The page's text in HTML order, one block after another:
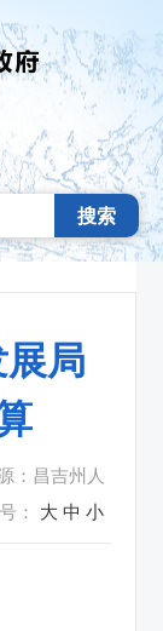
搜索
局
：昌吉州人
： 大 中 小